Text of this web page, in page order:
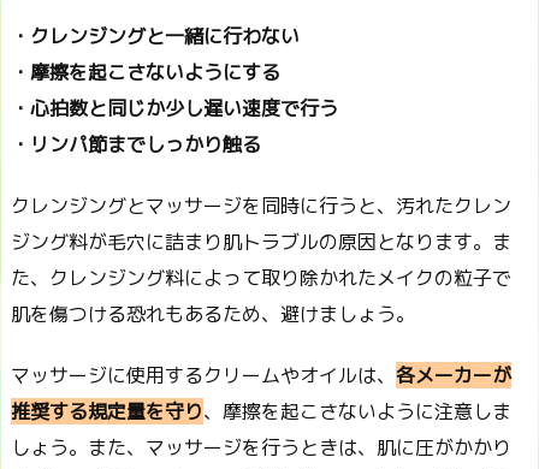
・クレンジングと一緒に行わない
・摩擦を起こさないようにする
・心拍数と同じか少し遅い速度で行う
・リンパ節までしっかり触る
クレンジングとマッサージを同時に行うと、汚れたクレン
ジング料が毛穴に詰まり肌トラブルの原因となります。ま
た、クレンジング料によって取り除かれたメイクの粒子で
肌を傷つける恐れもあるため、避けましょう。
マッサージに使用するクリームやオイルは、 各メーカーが
推奨する規定量を守り、摩擦を起こさないように注意しま
しょう。また、マッサージを行うときは、肌に圧がかかり